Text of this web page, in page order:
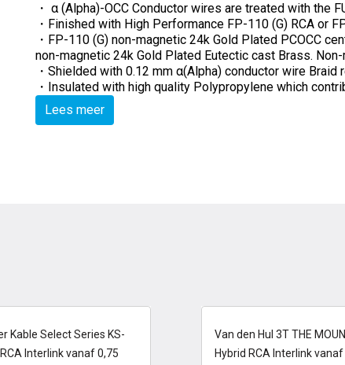
・ α (Alpha)-OCC Conductor wires are treated with the
・Finished with High Performance FP-110 (G) RCA or
・FP-110 (G) non-magnetic 24k Gold Plated PCOCC
non-magnetic 24k Gold Plated Eutectic cast Brass.
・Shielded with 0.12 mm α(Alpha) conductor wire
・Insulated with high quality Polypropylene which
Lees meer
dagen
Maatwerkproduct
Kable Select Series KS-
Interlink vanaf 0,75
6-13 dagen
Van den Hul 3T THE
Hybrid RCA Interlink vanaf